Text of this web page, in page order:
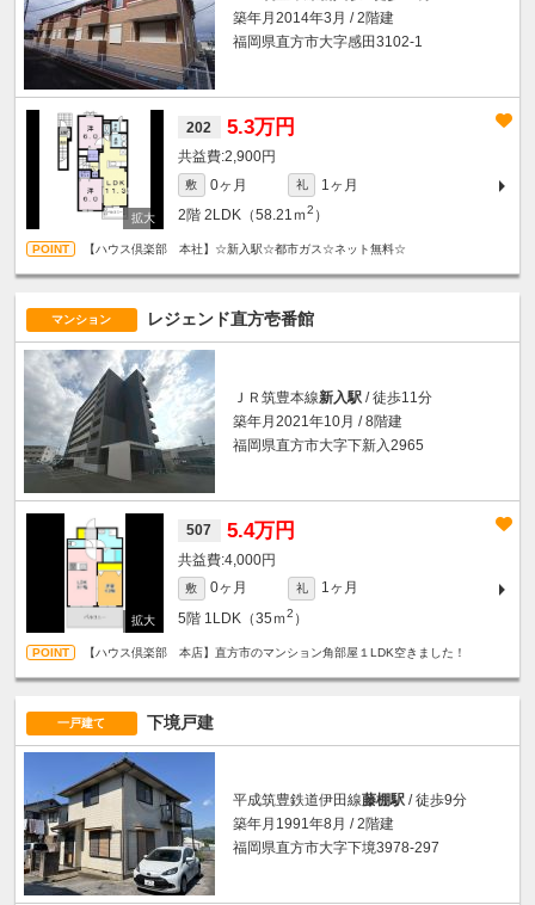
築年月2014年3月 / 2階建
福岡県直方市大字感田3102-1
202 5.3万円
2,900円
敷 0ヶ月 礼
1ヶ月
2階 2LDK（58.21ｍ2 ）
【ハウス倶楽部 本社】☆新入駅☆都市ガス☆ネット無料☆
マンション レジェンド直方壱番館
ＪＲ筑豊本線新入駅 / 徒歩11分
築年月2021年10月 / 8階建
福岡県直方市大字下新入2965
507 5.4万円
4,000円
敷 0ヶ月 礼
1ヶ月
5階 1LDK（35ｍ2 ）
【ハウス倶楽部 本店】直方市のマンション角部屋１LDK空きました！
一戸建て 下境戸建
平成筑豊鉄道伊田線藤棚駅 / 徒歩9分
築年月1991年8月 / 2階建
福岡県直方市大字下境3978-297